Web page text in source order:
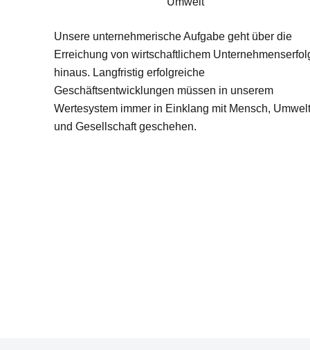
Unsere unternehmerische Aufgabe geht über die
Erreichung von wirtschaftlichem
hinaus. Langfristig erfolgreiche
Geschäftsentwicklungen müssen in unserem
Wertesystem immer in Einklang mit Mensch,
und Gesellschaft geschehen.